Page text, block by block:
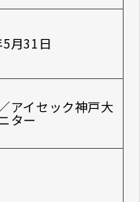
月31日
アイセック神戸大
ター